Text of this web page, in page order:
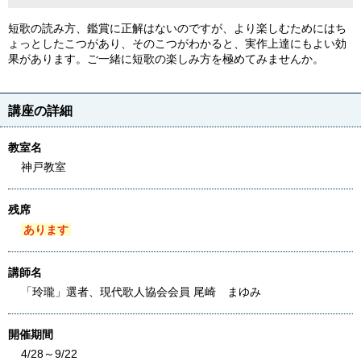
短歌の読み方、鑑賞に正解はないのですが、より楽しむためにはち
ょっとしたこつがあり、そのこつがわかると、実作上達にもよい効
果があります。ご一緒に短歌の楽しみ方を極めてみませんか。
講座の詳細
教室名
神戸教室
残席
あります
講師名
「玲瓏」選者、現代歌人協会会員 尾崎 まゆみ
開催期間
4/28～9/22